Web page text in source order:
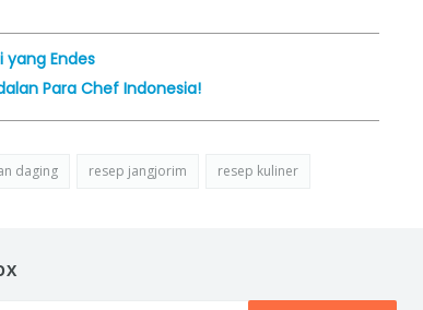
yang Endes
Para Chef Indonesia!
daging resep jangjorim resep kuliner